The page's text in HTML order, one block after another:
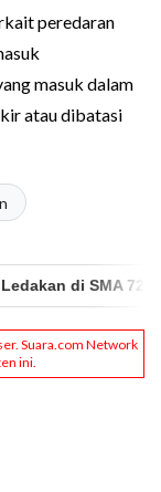
peredaran
masuk dalam
atau dibatasi
di SMA 72